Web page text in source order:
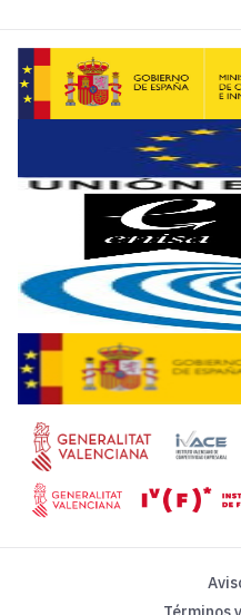
La impunidad no deja de
Reflexiones sobre el